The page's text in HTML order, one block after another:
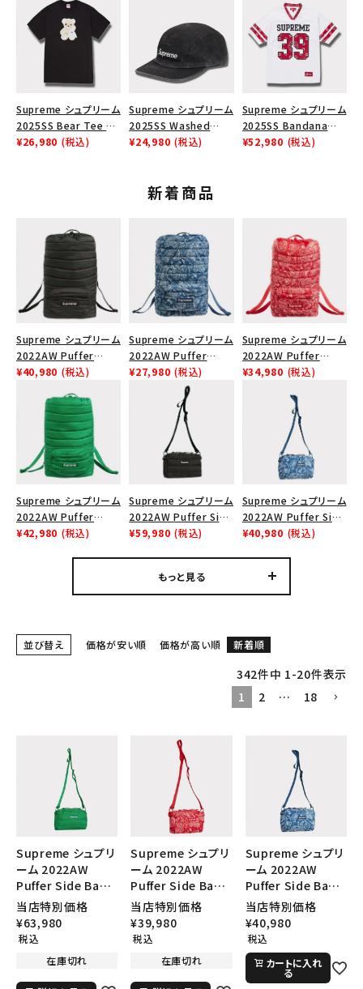
フボックスロゴTシャツ
ホワイト 白
ズ ホワイト
チャンピオンシップボッ
クスロゴニューエラキャ
ップ ブラック 黒
Supreme シュプリーム
2025SS Bear Tee ベ
ア Tシャツ ブラック 黒
¥26,980 (税込)
Supreme シュプリーム
2025SS Washed
Chino Twill Camp
ック 黒
¥24,980 (税込)
Supreme シュプリーム
2025SS Bandana
Football Jersey バン
¥52,980 (税込)
新着商品
Supreme シュプリーム
2022AW Puffer
Backpack パファーバ
¥40,980 (税込)
Supreme シュプリーム
2022AW Puffer
Backpack パファーバ
ックパック ブルーペイ
¥27,980 (税込)
Supreme シュプリーム
2022AW Puffer
Backpack パファーバ
¥34,980 (税込)
Supreme シュプリーム
2022AW Puffer
Backpack パファーバ
¥42,980 (税込)
Supreme シュプリーム
2022AW Puffer Side
Bag パファーサイドバ
¥59,980 (税込)
Supreme シュプリーム
2022AW Puffer Side
Bag パファーサイドバ
¥40,980 (税込)
もっと見る
並び替え 価格が安い順 価格が高い順 新着順
342件中 1-20件表示
1
2 … 18
Supreme シュプリ
ーム 2022AW
Puffer Side Bag
パファーサイドバッ
ク グリーン
当店特別価格
¥63,980
税込
在庫切れ
Supreme シュプリ
ーム 2022AW
Puffer Side Bag
パファーサイドバッ
ク レッドペイズリー
当店特別価格
¥39,980
税込
在庫切れ
Supreme シュプリ
ーム 2022AW
Puffer Side Bag
パファーサイドバッ
ク ブルーペイズリ
ー
当店特別価格
¥40,980
税込
カートに入れ
る